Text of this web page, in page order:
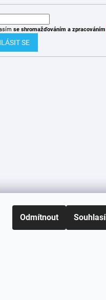
Odmítnout
se shromažďováním a zpracováním
SE